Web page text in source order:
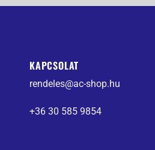
KAPCSOLAT
rendeles@ac-shop.hu
+36 30 585 9854